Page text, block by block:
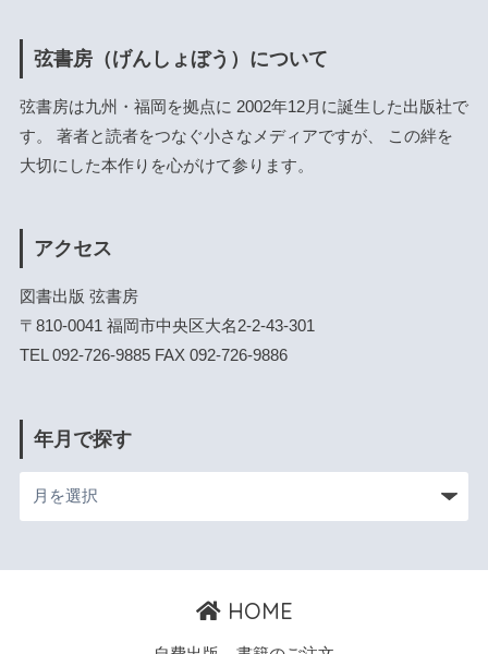
弦書房（げんしょぼう）について
弦書房は九州・福岡を拠点に 2002年12月に誕生した出版社で
す。 著者と読者をつなぐ小さなメディアですが、 この絆を
大切にした本作りを心がけて参ります。
アクセス
図書出版 弦書房
〒810-0041 福岡市中央区大名2-2-43-301
TEL 092-726-9885 FAX 092-726-9886
年月で探す
HOME